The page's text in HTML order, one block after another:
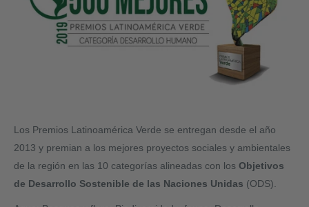
Los Premios Latinoamérica Verde se entregan desde el año
2013 y premian a los mejores proyectos sociales y ambientales
de la región en las 10 categorías alineadas con los Objetivos
de Desarrollo Sostenible de las Naciones Unidas (ODS).